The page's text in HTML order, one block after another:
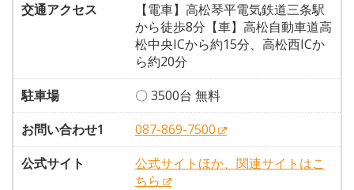
交通アクセス
【電車】高松琴平電気鉄道三条駅
から徒歩8分【車】高松自動車道高
松中央ICから約15分、高松西ICか
ら約20分
駐車場
〇 3500台 無料
お問い合わせ1
087-869-7500
公式サイト
公式サイトほか、関連サイトはこ
ちら